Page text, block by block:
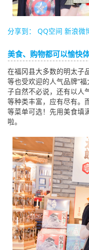
分享到： QQ空间 新浪微
美食、购物都可以愉快体
在福冈县大多数的明太子
等也受欢迎的人气品牌“
子自然不必说，还有以人
等种类丰富，应有尽有。
等菜单可选！先用美食填
啦。